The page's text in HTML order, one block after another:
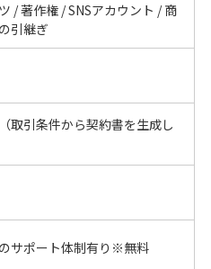
/ 著作権 / SNSアカウント / 商
引継ぎ
取引条件から契約書を生成し
サポート体制有り※無料